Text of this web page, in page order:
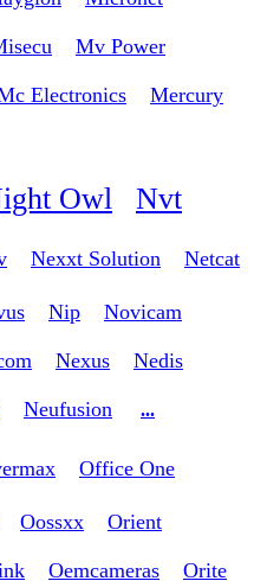
Mv Power
Electronics Mercury
Owl
Nvt
Nexxt Solution Netcat
Nip Novicam
Nexus Nedis
Neufusion
...
Office One
Oossxx Orient
Oemcameras Orite